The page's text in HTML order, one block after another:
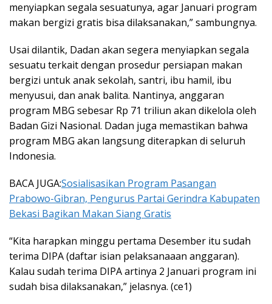
menyiapkan segala sesuatunya, agar Januari program
makan bergizi gratis bisa dilaksanakan,” sambungnya.
Usai dilantik, Dadan akan segera menyiapkan segala
sesuatu terkait dengan prosedur persiapan makan
bergizi untuk anak sekolah, santri, ibu hamil, ibu
menyusui, dan anak balita. Nantinya, anggaran
program MBG sebesar Rp 71 triliun akan dikelola oleh
Badan Gizi Nasional. Dadan juga memastikan bahwa
program MBG akan langsung diterapkan di seluruh
Indonesia.
BACA JUGA:Sosialisasikan Program Pasangan
Prabowo-Gibran, Pengurus Partai Gerindra Kabupaten
Bekasi Bagikan Makan Siang Gratis
“Kita harapkan minggu pertama Desember itu sudah
terima DIPA (daftar isian pelaksanaaan anggaran).
Kalau sudah terima DIPA artinya 2 Januari program ini
sudah bisa dilaksanakan,” jelasnya. (ce1)